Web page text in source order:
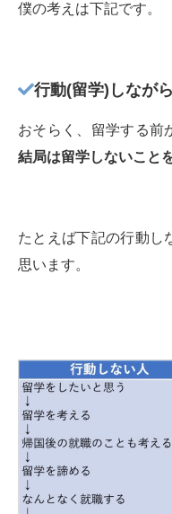
僕の考えは下記です。
行動(留学)しなが
おそらく、留学する前
結局は留学しないこと
たとえば下記の行動し
思います。